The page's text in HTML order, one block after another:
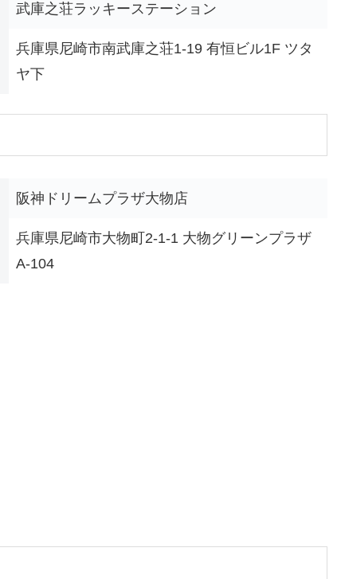
武庫之荘ラッキーステーション
兵庫県尼崎市南武庫之荘1-19 有恒ビル1F ツタ
ヤ下
阪神ドリームプラザ大物店
兵庫県尼崎市大物町2-1-1 大物グリーンプラザ
A-104